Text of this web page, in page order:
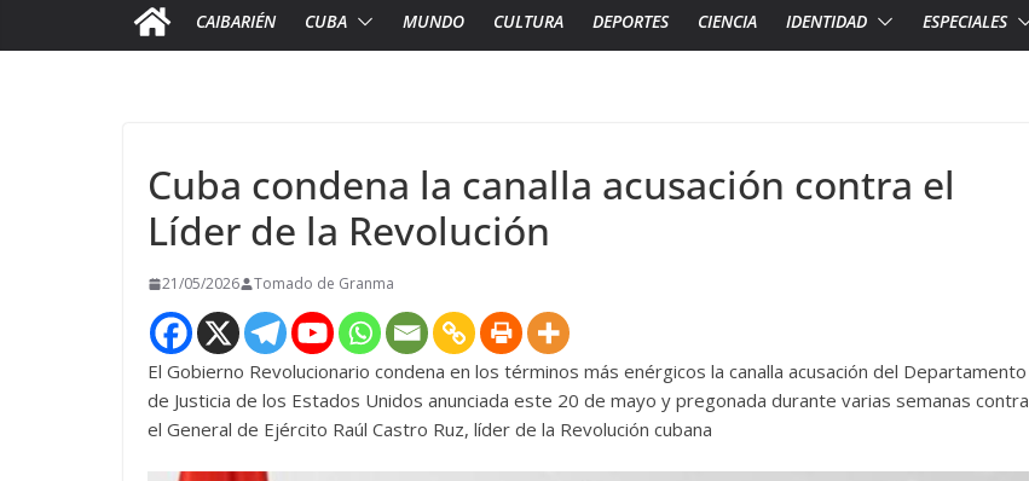
CAIBARIÉN CUBA MUNDO CULTURA DEPORTES CIENCIA IDENTIDAD ESPECIALES
Cuba condena la canalla acusación contra el
Líder de la Revolución
21/05/2026 Tomado de Granma
El Gobierno Revolucionario condena en los términos más enérgicos la canalla acusación del Departamento
de Justicia de los Estados Unidos anunciada este 20 de mayo y pregonada durante varias semanas contra
el General de Ejército Raúl Castro Ruz, líder de la Revolución cubana